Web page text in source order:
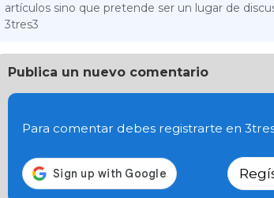
artículos sino que pretende ser un lugar de
3tres3
Publica un nuevo comentario
Para comentar debes registrarte en